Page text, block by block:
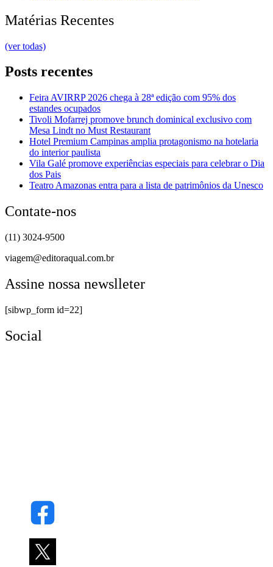
Matérias Recentes
(ver todas)
Posts recentes
Feira AVIRRP 2026 chega à 28ª edição com 95% dos
estandes ocupados
Tivoli Mofarrej promove brunch dominical exclusivo com
Mesa Lindt no Must Restaurant
Hotel Premium Campinas amplia protagonismo na hotelaria
do interior paulista
Vila Galé promove experiências especiais para celebrar o Dia
dos Pais
Teatro Amazonas entra para a lista de patrimônios da Unesco
Contate-nos
(11) 3024-9500
viagem@editoraqual.com.br
Assine nossa newslleter
[sibwp_form id=22]
Social